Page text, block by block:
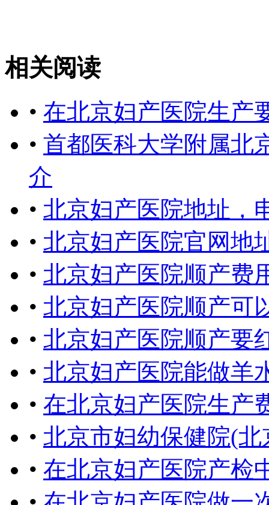
相关阅读
• 在北京妇产医院生产
• 首都医科大学附属北
介
• 北京妇产医院地址，
• 北京妇产医院官网地
• 北京妇产医院顺产费
• 北京妇产医院顺产可
• 北京妇产医院顺产要
• 北京妇产医院能做羊
• 在北京妇产医院生产
• 北京市妇幼保健院(
• 在北京妇产医院产检